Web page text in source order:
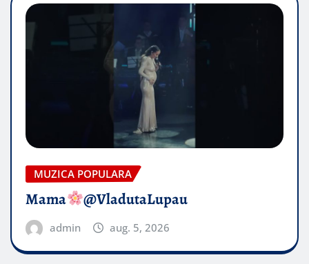
MUZICA POPULARA
Mama @VladutaLupau
admin aug. 5, 2026